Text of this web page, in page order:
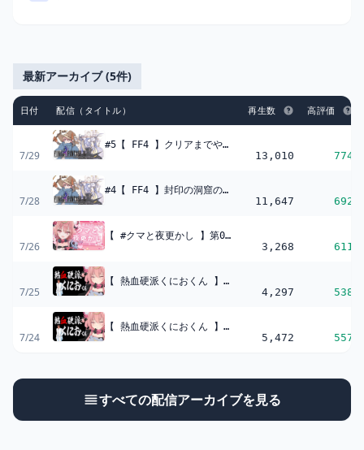
最新アーカイブ (5件)
日付 配信（タイトル） 再生数 高評価
7/29
#5【 FF4 】クリアまでやり切るぞ.ᐟ.ᐟ ファイナルファンタジーⅣ ピクセルリマスター あたらしい冒険に行きます
13,010 774
7/28
#4【 FF4 】封印の洞窟のクリスタルを守るぞ.ᐟ.ᐟ ファイナルファンタジーⅣ ピクセルリマスター あたらしい冒険に行きます
11,647 692
7/26
【 #クマと夜更かし 】第01回.ᐟ.ᐟ はじめての定期雑談 週に一度、あなたと話す夜?。【 アルカナ・グリミィベア/Varium 】
3,268 611
7/25
【 熱血硬派くにおくん 】ヒロシを救いたい.ᐟ.ᐟ 初代くにおくんを完全初見で全力プレイするぞ??゛【アルカナ・グリミィベア/Varium】
4,297 538
7/24
【 熱血硬派くにおくん 】喧嘩両成敗.ᐟ.ᐟ 初代くにおくんを完全初見で遊ぶぞ??゛【アルカナ・グリミィベア/Varium】
5,472 557
すべての配信アーカイブを見る